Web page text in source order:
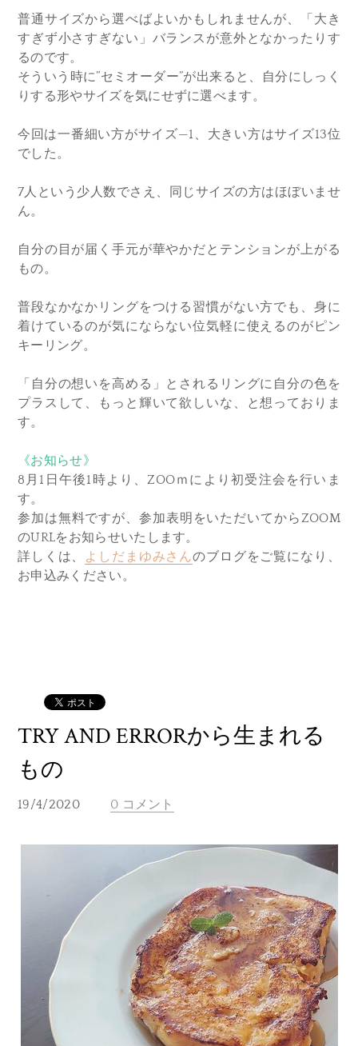
普通サイズから選べばよいかもしれませんが、「大 き
すぎず小さすぎない」バランスが意外となかったりす
るのです。
そういう時に”セミオーダー”が出来ると、自分にしっく
りする形やサイズを気にせずに選べます。
今回は一番細い方がサイズ—1、大きい方はサイズ13位
でした。
7人という少人数でさえ、同じサイズの方はほぼいませ
ん。
自分の目が届く手元が華やかだとテンションが上がる
もの。
普段なかなかリングをつける習慣がない方でも、身に
着けているのが気にならない位気軽に使えるのがピン
キーリング。
「自分の想いを高める」とされるリングに自分の色を
プラスして、もっと輝いて欲しいな、と想っておりま
す。
《お知らせ》
8月1日午後1時より、ZOOｍにより初受注会を行いま
す。
参加は無料ですが、参加表明をいただいてからZOOM
のURLをお知らせいたします。
詳しくは、 よしだまゆみさんのブログをご覧になり、
お申込みください。
TRY AND ERRORから生まれる
もの
19/4/2020 0 コメント